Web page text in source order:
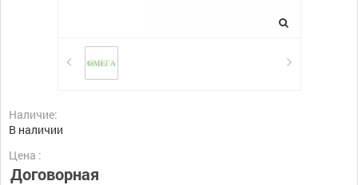
Наличие:
В наличии
Цена :
Договорная